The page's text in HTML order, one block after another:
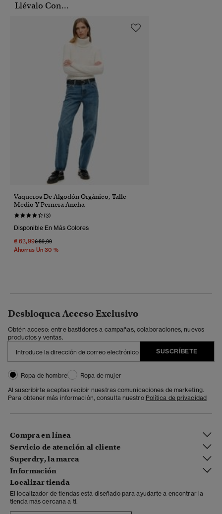
Llévalo Con...
Vaqueros De Algodón Orgánico, Talle
Medio Y Pernera Ancha
(3)
Disponible En Más Colores
€ 62,99Precio Rebajado De
€ 89,99A
Ahorras Un 30 %
Desbloquea Acceso Exclusivo
Obtén acceso: entre bastidores a campañas, colaboraciones, nuevos
productos y ventas.
SUSCRÍBETE
Ropa de hombre
Ropa de mujer
Al suscribirte aceptas recibir nuestras comunicaciones de marketing.
Para obtener más información, consulta nuestro Política de privacidad
Compra en línea
Servicio de atención al cliente
Superdry, la marca
Información
Localizar tienda
El localizador de tiendas está diseñado para ayudarte a encontrar la
tienda más cercana a ti.